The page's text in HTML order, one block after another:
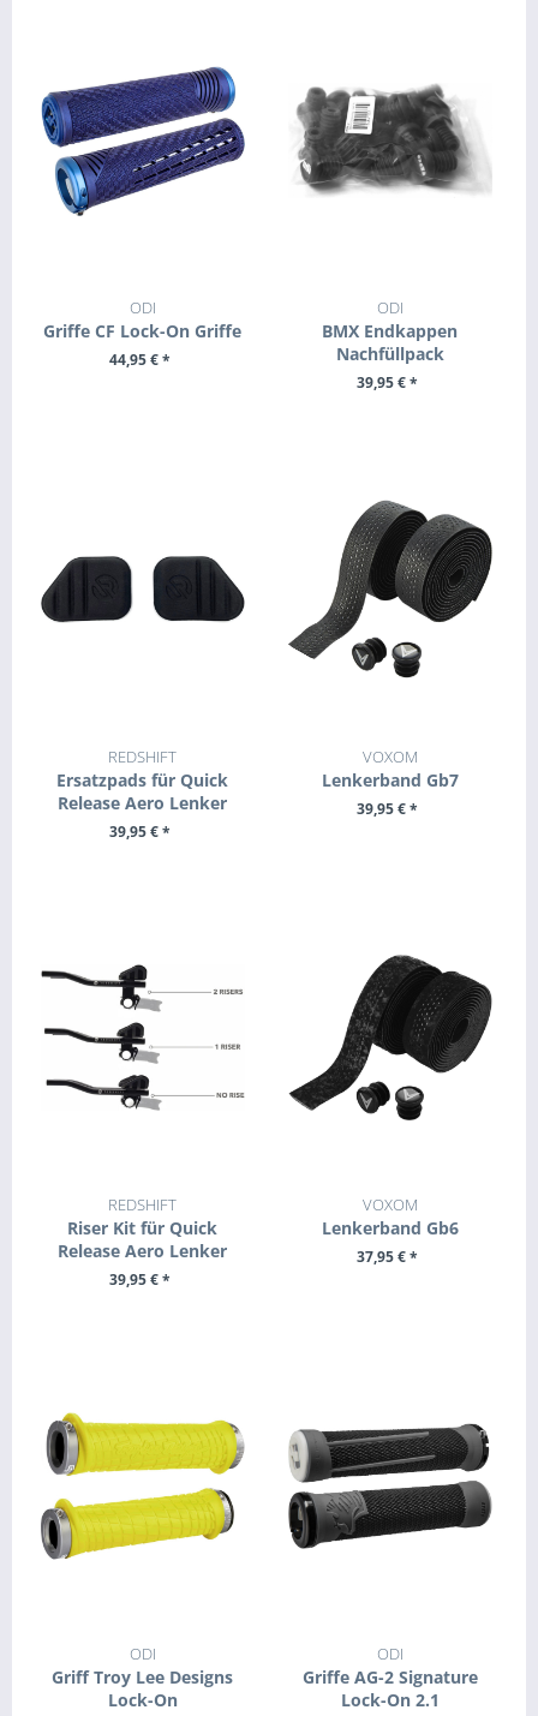
ODI
Griffe CF Lock-On Griffe
44,95 € *
ODI
BMX Endkappen
Nachfüllpack
39,95 € *
REDSHIFT
Ersatzpads für Quick
Release Aero Lenker
39,95 € *
VOXOM
Lenkerband Gb7
39,95 € *
REDSHIFT
Riser Kit für Quick
Release Aero Lenker
39,95 € *
VOXOM
Lenkerband Gb6
37,95 € *
ODI
Griff Troy Lee Designs
Lock-On
ODI
Griffe AG-2 Signature
Lock-On 2.1